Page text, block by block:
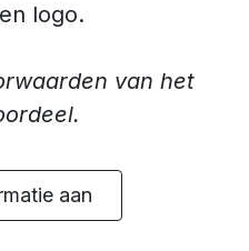
logo.
van het
aan